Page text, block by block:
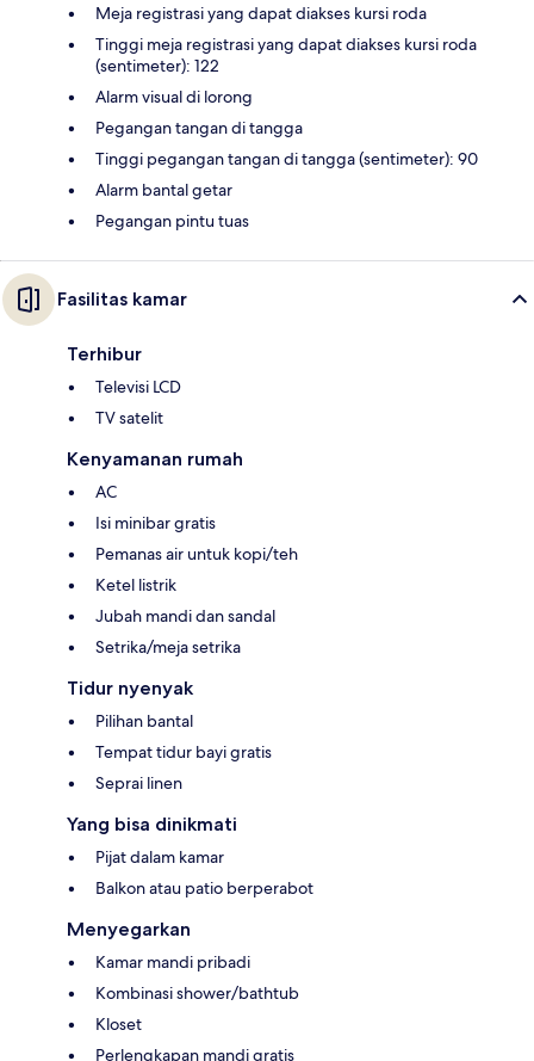
Meja registrasi yang dapat diakses kursi roda
Tinggi meja registrasi yang dapat diakses kursi roda
(sentimeter): 122
Alarm visual di lorong
Pegangan tangan di tangga
Tinggi pegangan tangan di tangga (sentimeter): 90
Alarm bantal getar
Pegangan pintu tuas
Fasilitas kamar
Terhibur
Televisi LCD
TV satelit
Kenyamanan rumah
AC
Isi minibar gratis
Pemanas air untuk kopi/teh
Ketel listrik
Jubah mandi dan sandal
Setrika/meja setrika
Tidur nyenyak
Pilihan bantal
Tempat tidur bayi gratis
Seprai linen
Yang bisa dinikmati
Pijat dalam kamar
Balkon atau patio berperabot
Menyegarkan
Kamar mandi pribadi
Kombinasi shower/bathtub
Kloset
Perlengkapan mandi gratis